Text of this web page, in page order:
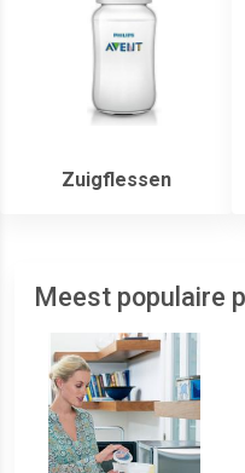
Zuigflessen
Meest populaire